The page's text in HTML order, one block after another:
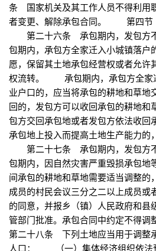
条 国家机关及其工作人员不得利用
者变更、解除承包合同。 第四节
第二十六条 承包期内，发包
包期内，承包方全家迁入小城镇落户
愿，保留其土地承包经营权或者允许
权流转。 承包期内，承包方全家
业户口的，应当将承包的耕地和草地
回的，发包方可以收回承包的耕
包方交回承包地或者发包方依法收回
承包地上投入而提高土地生产能力的
第二十七条 承包期内，发包
包期内，因自然灾害严重毁损承包地
间承包的耕地和草地需要适当调整的
成员的村民会议三分之二以上成员或
的同意，并报乡（镇）人民政府和县
管部门批准。承包合同中约定不得
第二十八条 下列土地应当用于调整
人口： （一）集体经济组织依